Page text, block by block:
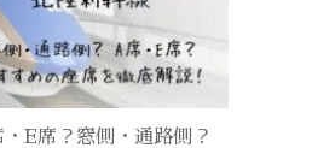
・E席？窓側・通路側？